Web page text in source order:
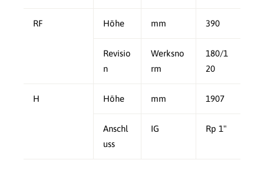
RF Höhe mm 390
Revisio
n
Werksno
rm
180/1
20
H Höhe mm 1907
Anschl
uss
IG Rp 1"